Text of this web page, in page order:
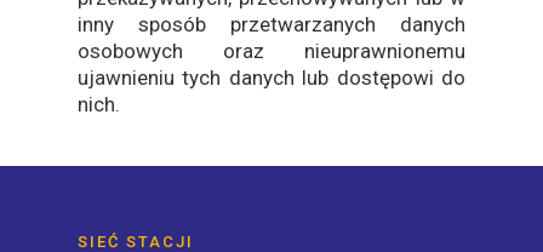
inny sposób przetwarzanych danych
osobowych oraz nieuprawnionemu
ujawnieniu tych danych lub dostępowi do
nich.
SIEĆ STACJI